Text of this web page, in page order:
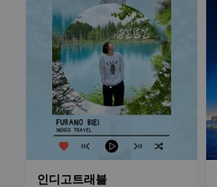
인디고트래블